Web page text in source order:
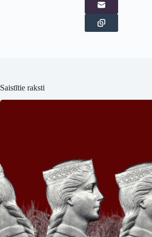
Saistītie raksti